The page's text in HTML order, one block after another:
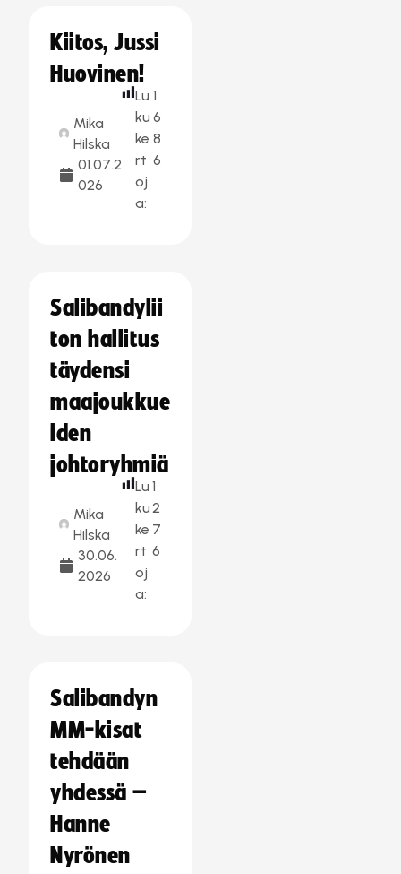
Kiitos, Jussi
Huovinen!
Mika
Hilska
01.07.2
026
Lu
ku
ke
rt
oj
a:
1
6
8
6
Salibandylii
ton hallitus
täydensi
maajoukkue
iden
johtoryhmiä
Mika
Hilska
30.06.
2026
Lu
ku
ke
rt
oj
a:
1
2
7
6
Salibandyn
MM-kisat
tehdään
yhdessä –
Hanne
Nyrönen